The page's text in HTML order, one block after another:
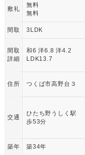
敷礼
無料
無料
間取 3LDK
間取
詳細
和6 洋6.8 洋4.2
LDK13.7
住所 つくば市高野台３
交通
ひたち野うしく駅
歩53分
築年 築34年